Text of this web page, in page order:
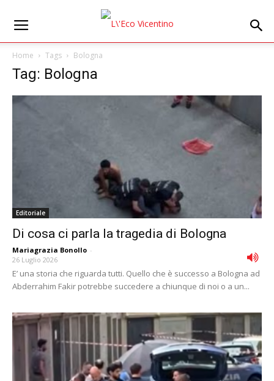
Home Tags Bologna
Tag: Bologna
Editoriale
Di cosa ci parla la tragedia di Bologna
Mariagrazia Bonollo -
26 Luglio 2026
E’ una storia che riguarda tutti. Quello che è successo a Bologna ad
Abderrahim Fakir potrebbe succedere a chiunque di noi o a un...